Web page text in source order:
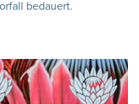
bedauert.